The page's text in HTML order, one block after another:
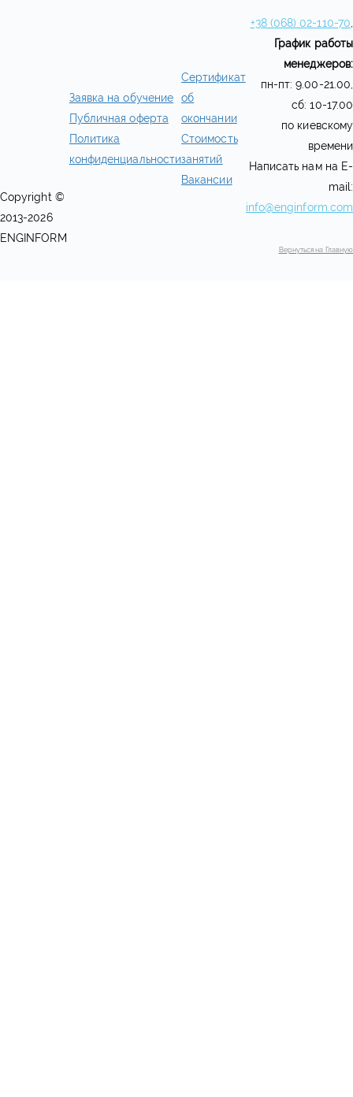
Copyright ©
2013-2026
ENGINFORM
Заявка на обучение
Публичная оферта
Политика
конфиденциальности
Сертификат
об
окончании
Стоимость
занятий
Вакансии
+38 (068) 02-110-70
График работы
менеджеров:
пн-пт: 9.00-21.00,
сб: 10-17.00
по киевскому
времени
Написать нам на E-
mail:
info@enginform.com
Вернуться на Главную